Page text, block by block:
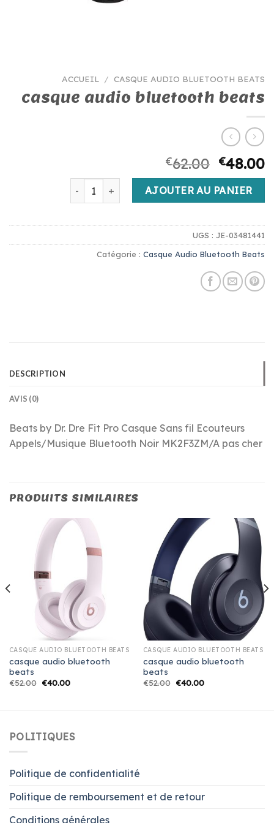
ACCUEIL / CASQUE AUDIO BLUETOOTH BEATS
casque audio bluetooth beats
€62.00 €48.00
quantité de casque audio bluetooth beats
AJOUTER AU PANIER
UGS : JE-03481441
Catégorie : Casque Audio Bluetooth Beats
DESCRIPTION
AVIS (0)
Beats by Dr. Dre Fit Pro Casque Sans fil Ecouteurs
Appels/Musique Bluetooth Noir MK2F3ZM/A pas cher
PRODUITS SIMILAIRES
CASQUE AUDIO BLUETOOTH BEATS
casque audio bluetooth
beats
€52.00 €40.00
CASQUE AUDIO BLUETOOTH BEATS
casque audio bluetooth
beats
€52.00 €40.00
POLITIQUES
Politique de confidentialité
Politique de remboursement et de retour
Conditions générales